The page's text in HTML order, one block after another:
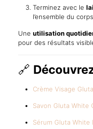
Terminez avec le
l’ensemble du
Une utilisation
pour des résultats
🔗
Crème Visage
Savon Gluta White
Sérum Gluta White